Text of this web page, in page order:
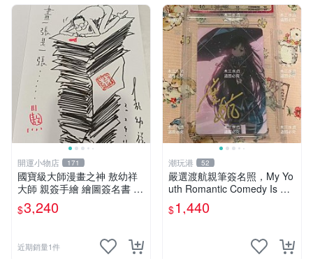
開運小物店 171
國寶級大師漫畫之神 敖幼祥
大師 親簽手繪 繪圖簽名書 機
會難得敖大師一輩子繪圖創作
多年有一句老師最金典名言
$3,240
近期銷量1件
潮玩港 52
嚴選渡航親筆簽名照，My Yo
uth Romantic Comedy Is Wr
ong限量收藏版 青春戀愛物語
原創 漫畫周邊
$1,440